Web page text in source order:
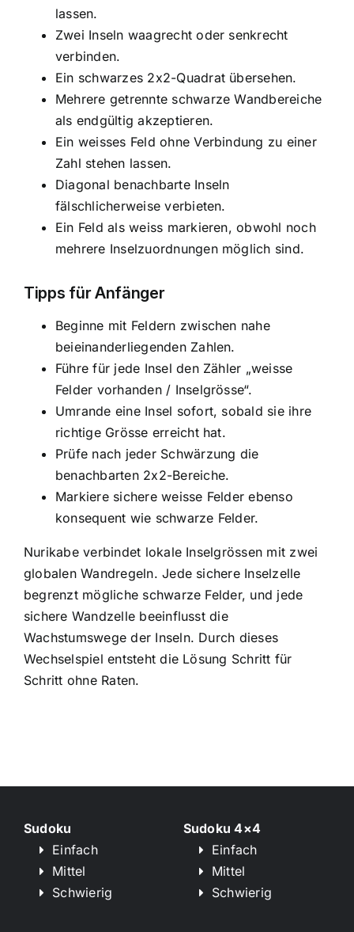
lassen.
Zwei Inseln waagrecht oder senkrecht
verbinden.
Ein schwarzes 2x2-Quadrat übersehen.
Mehrere getrennte schwarze Wandbereiche
als endgültig akzeptieren.
Ein weisses Feld ohne Verbindung zu einer
Zahl stehen lassen.
Diagonal benachbarte Inseln
fälschlicherweise verbieten.
Ein Feld als weiss markieren, obwohl noch
mehrere Inselzuordnungen möglich sind.
Tipps für Anfänger
Beginne mit Feldern zwischen nahe
beieinanderliegenden Zahlen.
Führe für jede Insel den Zähler „weisse
Felder vorhanden / Inselgrösse“.
Umrande eine Insel sofort, sobald sie ihre
richtige Grösse erreicht hat.
Prüfe nach jeder Schwärzung die
benachbarten 2x2-Bereiche.
Markiere sichere weisse Felder ebenso
konsequent wie schwarze Felder.
Nurikabe verbindet lokale Inselgrössen mit zwei
globalen Wandregeln. Jede sichere Inselzelle
begrenzt mögliche schwarze Felder, und jede
sichere Wandzelle beeinflusst die
Wachstumswege der Inseln. Durch dieses
Wechselspiel entsteht die Lösung Schritt für
Schritt ohne Raten.
Sudoku
Einfach
Mittel
Schwierig
Sudoku 4×4
Einfach
Mittel
Schwierig